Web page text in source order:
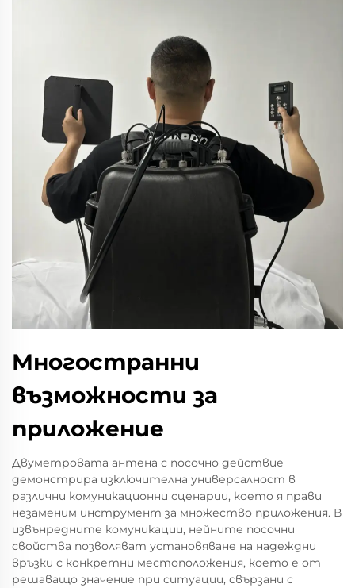
Многостранни
възможности за
приложение
Двуметровата антена с посочно действие
демонстрира изключителна универсалност в
различни комуникационни сценарии, което я прави
незаменим инструмент за множество приложения. В
извънредните комуникации, нейните посочни
свойства позволяват установяване на надеждни
връзки с конкретни местоположения, което е от
решаващо значение при ситуации, свързани с